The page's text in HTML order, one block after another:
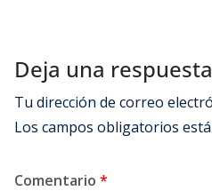
Deja una respuesta
Tu dirección de correo
Los campos obligatorios
Comentario *